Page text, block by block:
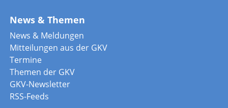
News & Themen
News & Meldungen
Mitteilungen aus der GKV
Termine
Themen der GKV
GKV-Newsletter
RSS-Feeds